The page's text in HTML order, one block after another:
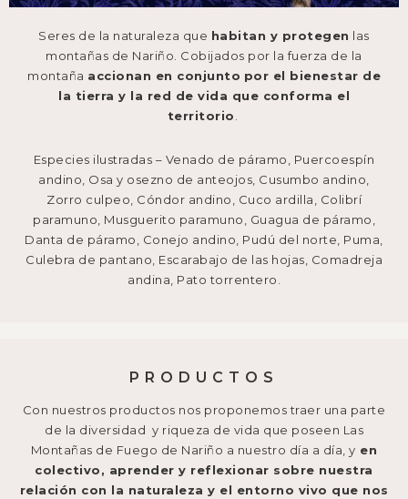
Seres de la naturaleza que habitan y protegen las
montañas de Nariño. Cobijados por la fuerza de la
montaña accionan en conjunto por el bienestar de
la tierra y la red de vida que conforma el
territorio.
Especies ilustradas – Venado de páramo, Puercoespín
andino, Osa y osezno de anteojos, Cusumbo andino,
Zorro culpeo, Cóndor andino, Cuco ardilla, Colibrí
paramuno, Musguerito paramuno, Guagua de páramo,
Danta de páramo, Conejo andino, Pudú del norte, Puma,
Culebra de pantano, Escarabajo de las hojas, Comadreja
andina, Pato torrentero.
PRODUCTOS
Con nuestros productos nos proponemos traer una parte
de la diversidad y riqueza de vida que poseen Las
Montañas de Fuego de Nariño a nuestro día a día, y en
colectivo, aprender y reflexionar sobre nuestra
relación con la naturaleza y el entorno vivo que nos